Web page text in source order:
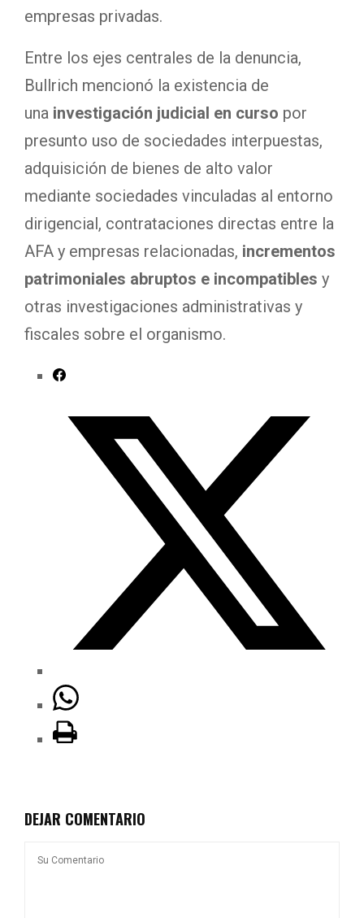
empresas privadas.
Entre los ejes centrales de la denuncia,
Bullrich mencionó la existencia de
una investigación judicial en curso por
presunto uso de sociedades interpuestas,
adquisición de bienes de alto valor
mediante sociedades vinculadas al entorno
dirigencial, contrataciones directas entre la
AFA y empresas relacionadas, incrementos
patrimoniales abruptos e incompatibles y
otras investigaciones administrativas y
fiscales sobre el organismo.
DEJAR COMENTARIO